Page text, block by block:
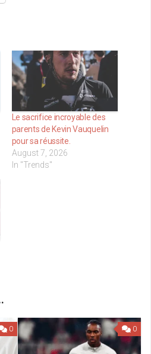
Le sacrifice incroyable des
parents de Kevin Vauquelin
pour sa réussite.
August 7, 2026
In "Trends"
0 0